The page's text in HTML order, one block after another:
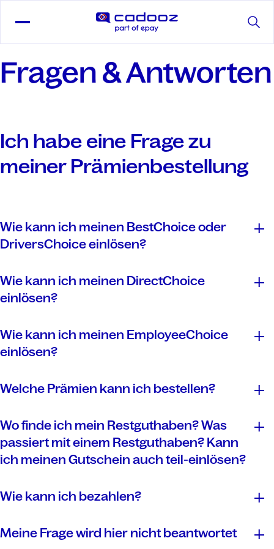
Fragen & Antworten
Ich habe eine Frage zu
meiner Prämienbestellung
Wie kann ich meinen BestChoice oder
DriversChoice einlösen?
www.einloesen.de
Wie kann ich meinen DirectChoice
einlösen?
Filialfinder
Wie kann ich meinen EmployeeChoice
einlösen?
Gehen Sie auf employee-choice.cadooz.com
Gutscheine oder Sachprämien aussuchen
Lieferadresse eingeben
Wunschprodukt per E-Mail oder Post erhalten
Welche Prämien kann ich bestellen?
Wo finde ich mein Restguthaben? Was
passiert mit einem Restguthaben? Kann
ich meinen Gutschein auch teil-einlösen?
Wie kann ich bezahlen?
Meine Frage wird hier nicht beantwortet